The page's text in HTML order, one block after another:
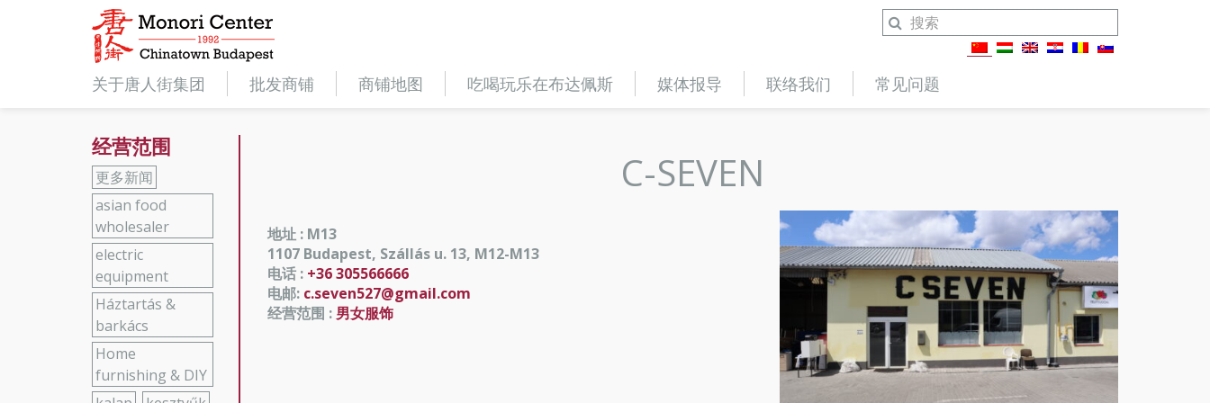
关于唐人街集团 批发商铺 商铺地图 吃喝玩乐在布达佩斯 媒体报导 联络我们 常见问题
C-SEVEN
地址 : M13
1107 Budapest, Szállás u. 13, M12-M13
电话 : +36 305566666
电邮: c.seven527@gmail.com
经营范围 : 男女服饰
经营范围
更多新闻
asian food
wholesaler
electric
equipment
Háztartás &
barkács
Home
furnishing & DIY